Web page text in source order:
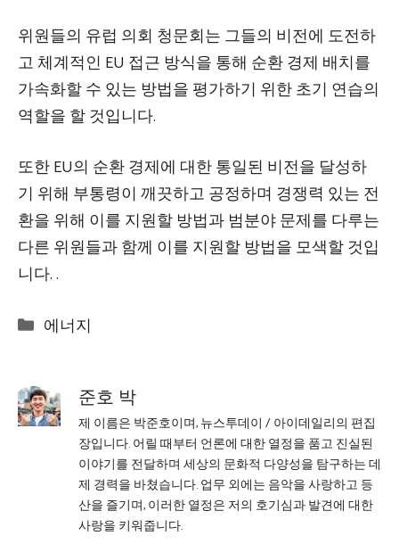
위원들의 유럽 의회 청문회는 그들의 비전에 도전하
고 체계적인 EU 접근 방식을 통해 순환 경제 배치를
가속화할 수 있는 방법을 평가하기 위한 초기 연습의
역할을 할 것입니다.
또한 EU의 순환 경제에 대한 통일된 비전을 달성하
기 위해 부통령이 깨끗하고 공정하며 경쟁력 있는 전
환을 위해 이를 지원할 방법과 범분야 문제를 다루는
다른 위원들과 함께 이를 지원할 방법을 모색할 것입
니다. .
Categories
에너지
준호 박
제 이름은 박준호이며, 뉴스투데이 / 아이데일리의 편집
장입니다. 어릴 때부터 언론에 대한 열정을 품고 진실된
이야기를 전달하며 세상의 문화적 다양성을 탐구하는 데
제 경력을 바쳤습니다. 업무 외에는 음악을 사랑하고 등
산을 즐기며, 이러한 열정은 저의 호기심과 발견에 대한
사랑을 키워줍니다.